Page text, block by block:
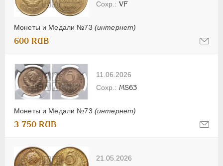
Монеты и Медали №73 (интернет)
VF
600 RUB
11.06.2026
Монеты и Медали №73 (интернет)
MS63
3 750 RUB
21.05.2026